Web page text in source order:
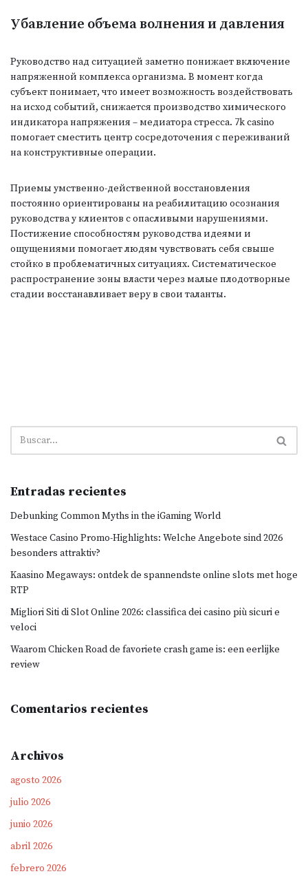
Убавление объема волнения и давления
Руководство над ситуацией заметно понижает включение
напряженной комплекса организма. В момент когда
субъект понимает, что имеет возможность воздействовать
на исход событий, снижается производство химического
индикатора напряжения – медиатора стресса. 7k casino
помогает сместить центр сосредоточения с переживаний
на конструктивные операции.
Приемы умственно-действенной восстановления
постоянно ориентированы на реабилитацию осознания
руководства у клиентов с опасливыми нарушениями.
Постижение способностям руководства идеями и
ощущениями помогает людям чувствовать себя свыше
стойко в проблематичных ситуациях. Систематическое
распространение зоны власти через малые плодотворные
стадии восстанавливает веру в свои таланты.
Entradas recientes
Debunking Common Myths in the iGaming World
Westace Casino Promo-Highlights: Welche Angebote sind 2026
besonders attraktiv?
Kaasino Megaways: ontdek de spannendste online slots met hoge
RTP
Migliori Siti di Slot Online 2026: classifica dei casino più sicuri e
veloci
Waarom Chicken Road de favoriete crash game is: een eerlijke
review
Comentarios recientes
Archivos
agosto 2026
julio 2026
junio 2026
abril 2026
febrero 2026